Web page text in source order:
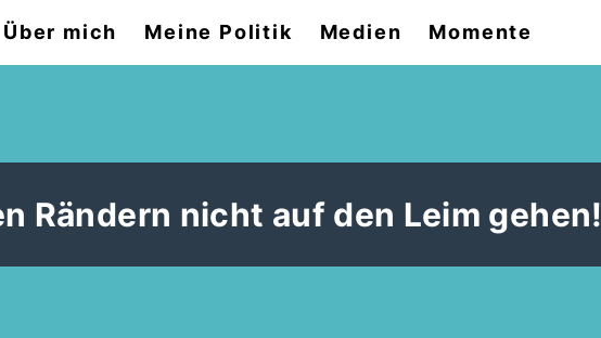
Über mich Meine Politik Medien Momente
Rändern nicht auf den Leim gehen!